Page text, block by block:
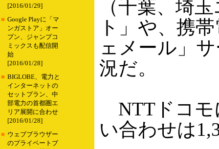
[2016/01/29]
■ Google Playに「マ
ンガストア」オー
プン、ジャンプコ
ミックスも配信開
始
[2016/01/28]
■ BIGLOBE、電力と
インターネットの
セットプラン、中
部電力の首都圏エ
リア展開に合わせ
[2016/01/28]
■ ウェブブラウザー
のプライベートブ
（千葉、埼
ト」や、携
ェメール」
況だ。
NTTドコモ
い合わせは